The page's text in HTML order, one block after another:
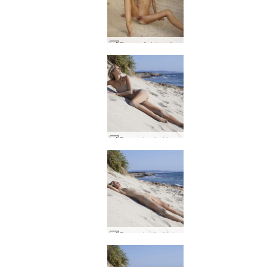
Francy ítalsk gyðja #19
Francy kynþokkafullur sandy #44